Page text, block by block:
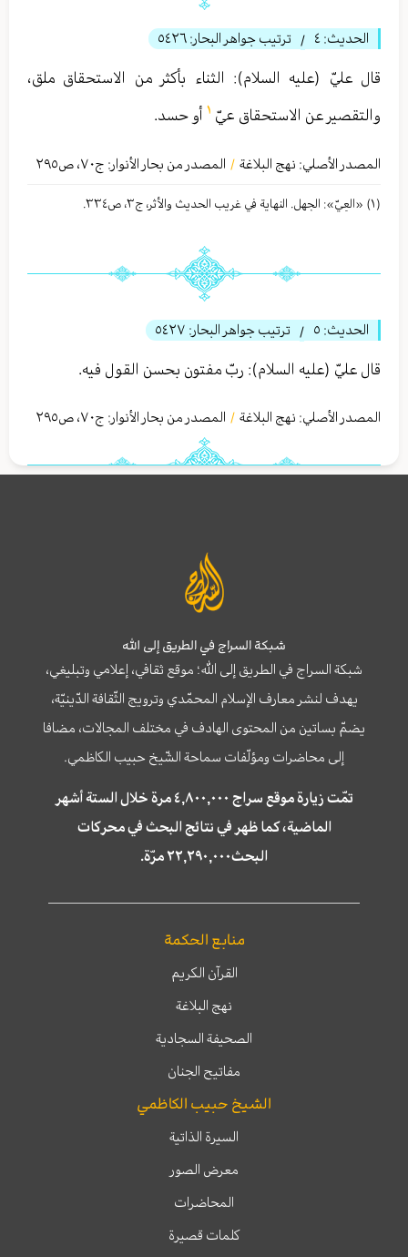
الحديث: ٤ / ترتيب جواهر البحار: ٥٤٢٦
قال عليّ (عليه السلام): الثناء بأكثر من الاستحقاق ملق،
والتقصير عن الاستحقاق عيّ
أو حسد.
المصدر الأصلي: نهج البلاغة / المصدر من بحار الأنوار: ج٧٠، ص٢٩٥
(١) «العِيّ»: الجهل. النهاية في غريب الحديث والأثر، ج٣، ص٣٣٤.
الحديث: ٥ / ترتيب جواهر البحار: ٥٤٢٧
قال عليّ (عليه السلام): ربّ مفتون بحسن القول فيه.
المصدر الأصلي: نهج البلاغة / المصدر من بحار الأنوار: ج٧٠، ص٢٩٥
شبكة السراج في الطريق إلى الله
شبكة السراج في الطريق إلى الله؛ موقع ثقافي، إعلامي وتبليغي،
يهدف لنشر معارف الإسلام المحمّدي وترويج الثّقافة الدّينيّة،
يضمّ بساتين من المحتوى الهادف في مختلف المجالات، مضافا
إلى محاضرات ومؤلّفات سماحة الشّيخ حبيب الكاظمي.
تمّت زيارة موقع سراج ٤,٨٠٠,٠٠٠ مرة خلال الستة أشهر
الماضية، كما ظهر في نتائج البحث في محركات
البحث٢٢,٢٩٠,٠٠٠ مرّة.
منابع الحكمة
القرآن الكريم
نهج البلاغة
الصحيفة السجادية
مفاتيح الجنان
الشيخ حبيب الكاظمي
السيرة الذاتية
معرض الصور
المحاضرات
كلمات قصيرة